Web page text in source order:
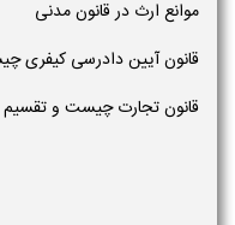
موانع ارث در قانون مدنی
قانون آیین دادرسی کیفری
قانون تجارت چیست و تقسیم